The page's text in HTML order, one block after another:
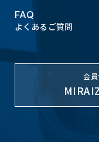
FAQ
よくあるご質問
会